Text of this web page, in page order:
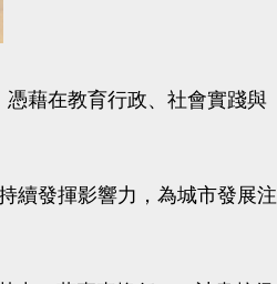
憑藉在教育行政、社會實踐與
續發揮影響力，為城市發展注